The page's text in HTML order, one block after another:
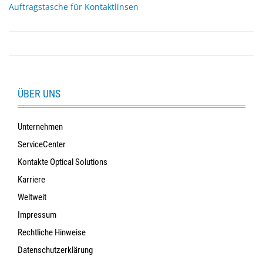
Auftragstasche für Kontaktlinsen
ÜBER UNS
Unternehmen
ServiceCenter
Kontakte Optical Solutions
Karriere
Weltweit
Impressum
Rechtliche Hinweise
Datenschutzerklärung